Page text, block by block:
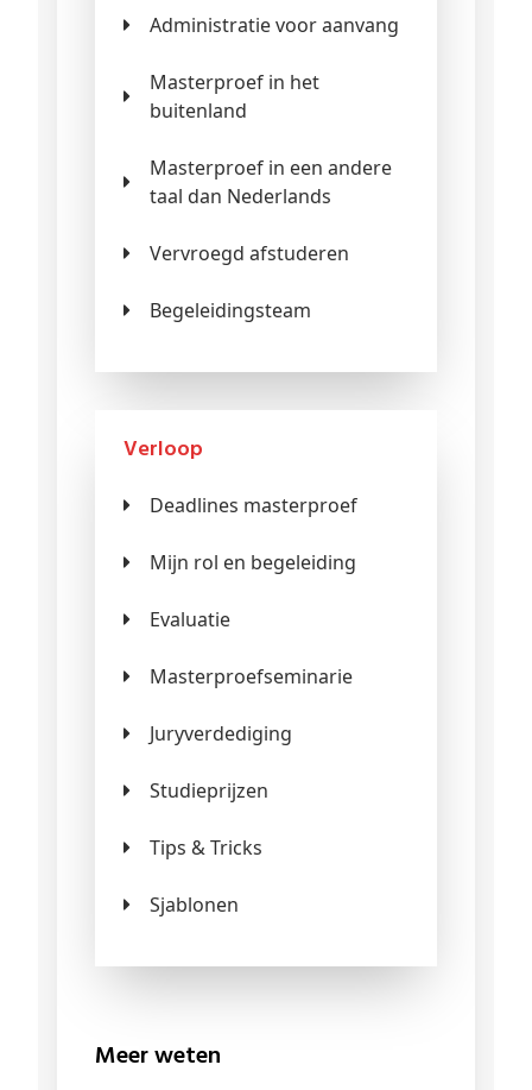
Administratie voor aanvang
Masterproef in het
buitenland
Masterproef in een andere
taal dan Nederlands
Vervroegd afstuderen
Begeleidingsteam
Verloop
Deadlines masterproef
Mijn rol en begeleiding
Evaluatie
Masterproefseminarie
Juryverdediging
Studieprijzen
Tips & Tricks
Sjablonen
Meer weten